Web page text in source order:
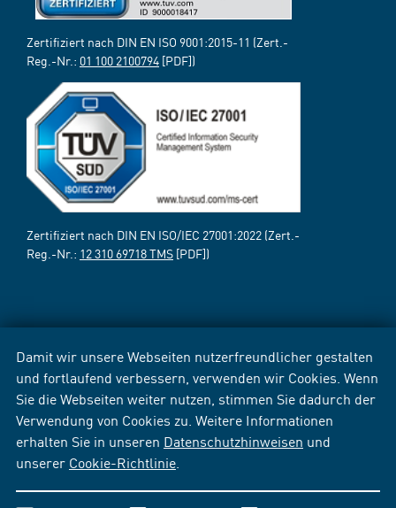
Damit wir unsere Webseiten nutzerfreundlicher gestalten
und fortlaufend verbessern, verwenden wir Cookies. Wenn
Sie die Webseiten weiter nutzen, stimmen Sie dadurch der
Verwendung von Cookies zu. Weitere Informationen
erhalten Sie in unseren Datenschutzhinweisen und
unserer Cookie-Richtlinie
Zertifiziert nach DIN EN ISO 9001:2015-11 (Zert.-
Reg.-Nr.: 01 100 2100794 [PDF])
Zertifiziert nach DIN EN ISO/IEC 27001:2022 (Zert.-
Reg.-Nr.: 12 310 69718 TMS [PDF])